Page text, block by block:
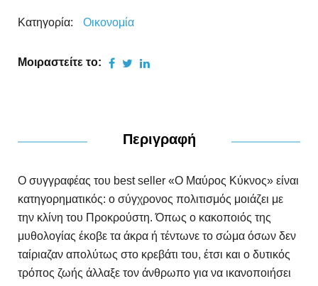
Κατηγορία: Οικονομία
Μοιραστείτε το:
Περιγραφή
Ο συγγραφέας του best seller «Ο Μαύρος Κύκνος» είναι
κατηγορηματικός: ο σύγχρονος πολιτισμός μοιάζει με
την κλίνη του Προκρούστη. Όπως ο κακοποιός της
μυθολογίας έκοβε τα άκρα ή τέντωνε το σώμα όσων δεν
ταίριαζαν απολύτως στο κρεβάτι του, έτσι και ο δυτικός
τρόπος ζωής άλλαξε τον άνθρωπο για να ικανοποιήσει